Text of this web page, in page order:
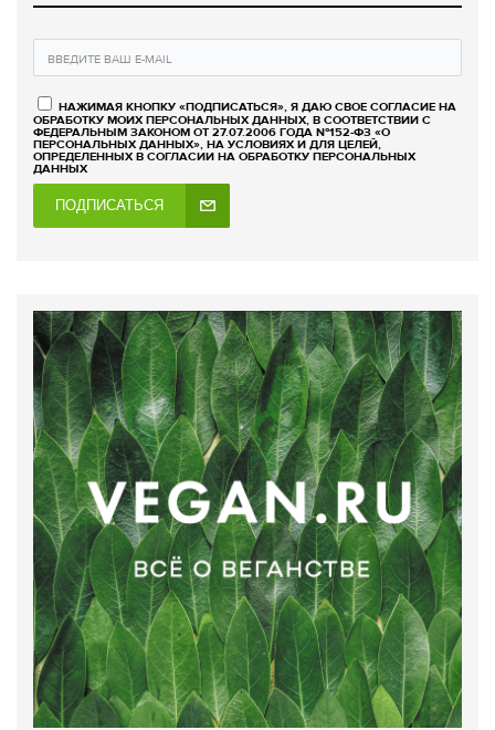
НАЖИМАЯ КНОПКУ «ПОДПИСАТЬСЯ», Я ДАЮ СВОЕ СОГЛАСИЕ НА
ОБРАБОТКУ МОИХ ПЕРСОНАЛЬНЫХ ДАННЫХ, В СООТВЕТСТВИИ С
ФЕДЕРАЛЬНЫМ ЗАКОНОМ ОТ 27.07.2006 ГОДА №152-ФЗ «О
ПЕРСОНАЛЬНЫХ ДАННЫХ», НА УСЛОВИЯХ И ДЛЯ ЦЕЛЕЙ,
ОПРЕДЕЛЕННЫХ В СОГЛАСИИ НА ОБРАБОТКУ ПЕРСОНАЛЬНЫХ
ДАННЫХ
ПОДПИСАТЬСЯ